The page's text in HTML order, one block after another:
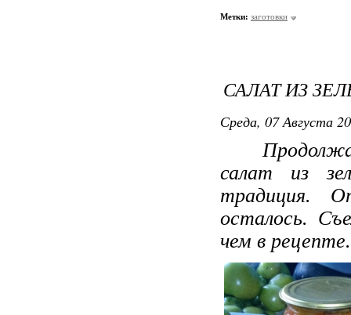
Метки: заготовки
САЛАТ ИЗ
Среда, 07 Августа
Продолжаю
салат из
традиция.
осталось.
чем в рецепте.